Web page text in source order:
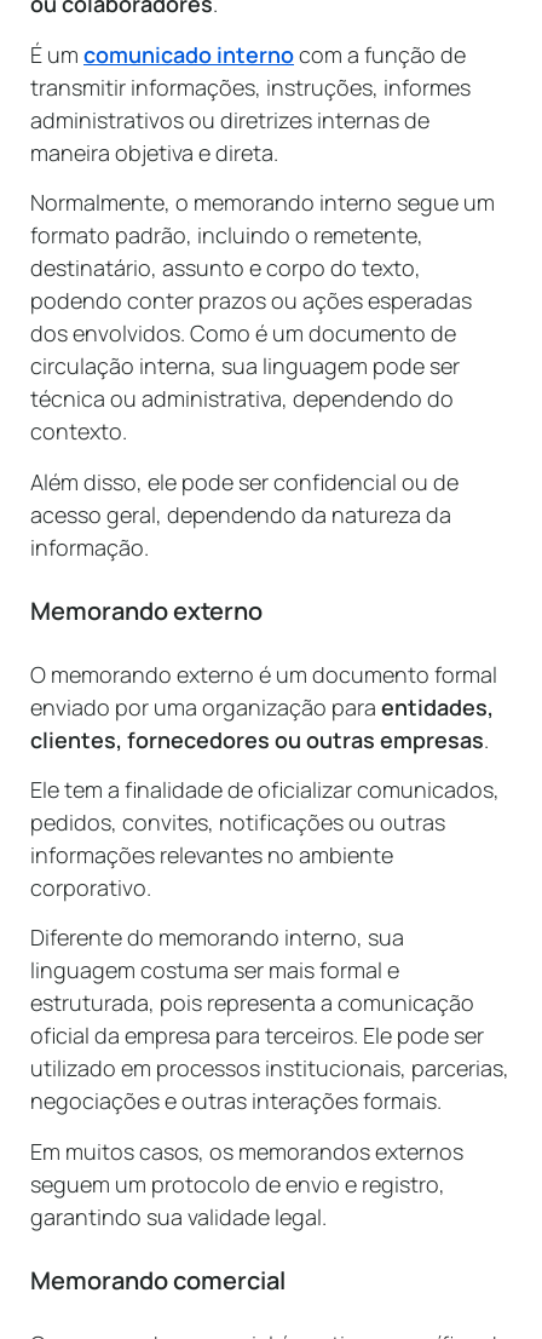
É um comunicado internocom a função de
transmitir informações, instruções, informes
administrativos ou diretrizes internas de
maneira objetiva e direta.
Normalmente, o memorando interno segue um
formato padrão, incluindo o remetente,
destinatário, assunto e corpo do texto,
podendo conter prazos ou ações esperadas
dos envolvidos. Como é um documento de
circulação interna, sua linguagem pode ser
técnica ou administrativa, dependendo do
contexto.
Além disso, ele pode ser confidencial ou de
acesso geral, dependendo da natureza da
informação.
Memorando externo
O memorando externo é um documento formal
enviado por uma organização para entidades,
clientes, fornecedores ou outras empresas.
Ele tem a finalidade de oficializar comunicados,
pedidos, convites, notificações ou outras
informações relevantes no ambiente
corporativo.
Diferente do memorando interno, sua
linguagem costuma ser mais formal e
estruturada, pois representa a comunicação
oficial da empresa para terceiros. Ele pode ser
utilizado em processos institucionais, parcerias,
negociações e outras interações formais.
Em muitos casos, os memorandos externos
seguem um protocolo de envio e registro,
garantindo sua validade legal.
Memorando comercial